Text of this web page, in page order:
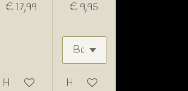
€ 17,99
Houd mij op de hoogte
€ 9,95
Houd mij op de hoogte